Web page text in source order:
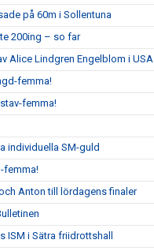
på 60m i Sollentuna
200ing – so far
Alice Lindgren Engelblom i USA
femma!
femma!
individuella SM-guld
femma!
Anton till lördagens finaler
ISM i Sätra friidrottshall